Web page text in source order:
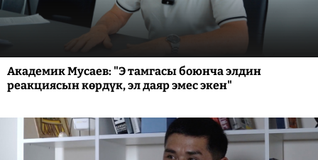
Академик Мусаев: "Э тамгасы боюнча элдин
реакциясын көрдүк, эл даяр эмес экен"